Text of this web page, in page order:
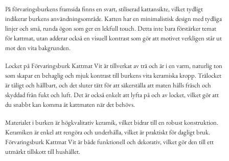
På förvaringsburkens framsida finns en svart, stiliserad kattansikte, vilket tydligt
indikerar burkens användningsområde. Katten har en minimalistisk design med tydliga
linjer och små, runda ögon som ger en lekfull touch. Detta inte bara förstärker temat
för kattmat, utan adderar också en visuell kontrast som gör att motivet verkligen står ut
mot den vita bakgrunden.
Locket på Förvaringsburk Kattmat Vit är tillverkat av trä och är i en varm, naturlig ton
som skapar en behaglig och mjuk kontrast till burkens vita keramiska kropp. Trälocket
är tåligt och hållbart, och det sluter tätt för att säkerställa att maten hålls fräsch och
skyddad från fukt och luft. Det är också enkelt att lyfta på och av locket, vilket gör att
du snabbt kan komma åt kattmaten när det behövs.
Materialet i burken är högkvalitativ keramik, vilket bidrar till en robust konstruktion.
Keramiken är enkel att rengöra och underhålla, vilket är praktiskt för dagligt bruk.
Förvaringsburk Kattmat Vit är både funktionell och dekorativ, vilket gör den till ett
utmärkt tillskott till hushållet.